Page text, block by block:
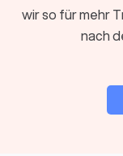
dargestellt,
besser zu Ihnen
gezielt nach
Woran Sie
wir so für mehr
nach